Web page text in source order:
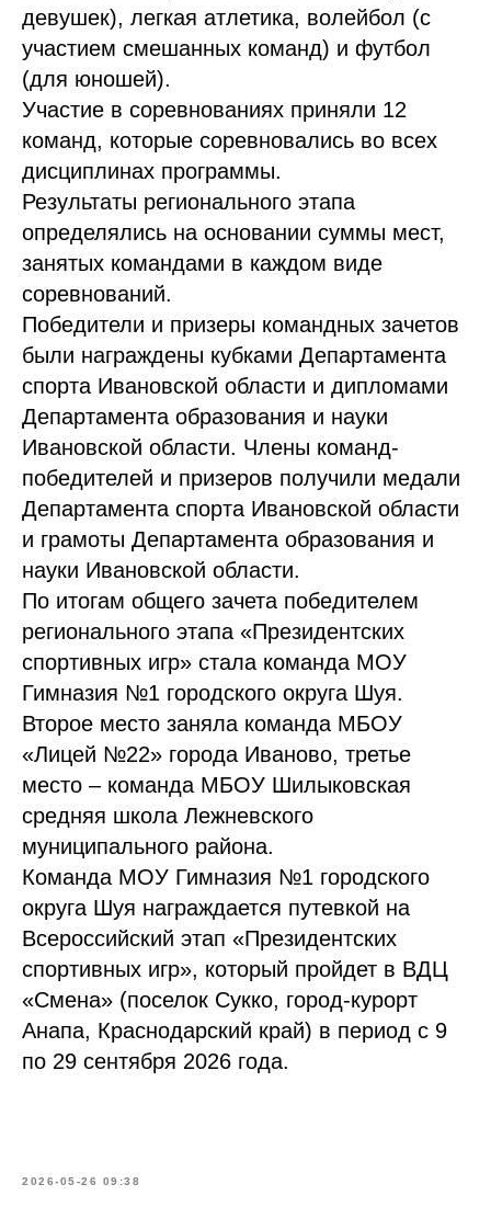
девушек), легкая атлетика, волейбол (с
участием смешанных команд) и футбол
(для юношей).
Участие в соревнованиях приняли 12
команд, которые соревновались во всех
дисциплинах программы.
Результаты регионального этапа
определялись на основании суммы мест,
занятых командами в каждом виде
соревнований.
Победители и призеры командных зачетов
были награждены кубками Департамента
спорта Ивановской области и дипломами
Департамента образования и науки
Ивановской области. Члены команд-
победителей и призеров получили медали
Департамента спорта Ивановской области
и грамоты Департамента образования и
науки Ивановской области.
По итогам общего зачета победителем
регионального этапа «Президентских
спортивных игр» стала команда МОУ
Гимназия №1 городского округа Шуя.
Второе место заняла команда МБОУ
«Лицей №22» города Иваново, третье
место – команда МБОУ Шилыковская
средняя школа Лежневского
муниципального района.
Команда МОУ Гимназия №1 городского
округа Шуя награждается путевкой на
Всероссийский этап «Президентских
спортивных игр», который пройдет в ВДЦ
«Смена» (поселок Сукко, город-курорт
Анапа, Краснодарский край) в период с 9
по 29 сентября 2026 года.
2026-05-26 09:38